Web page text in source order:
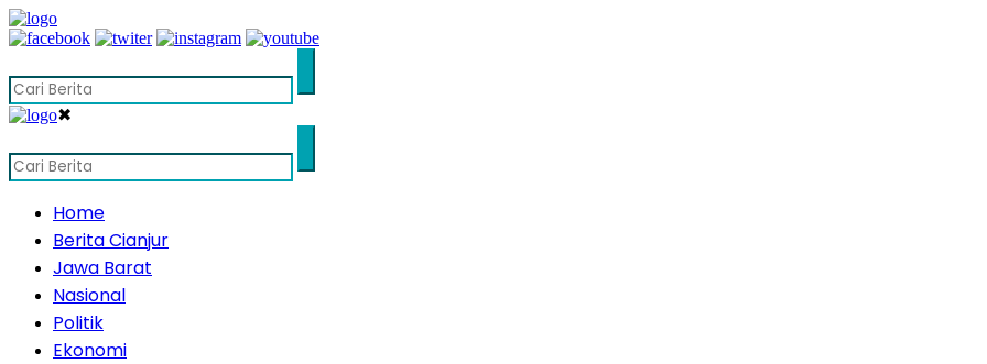
✖
Home
Berita Cianjur
Jawa Barat
Nasional
Politik
Ekonomi